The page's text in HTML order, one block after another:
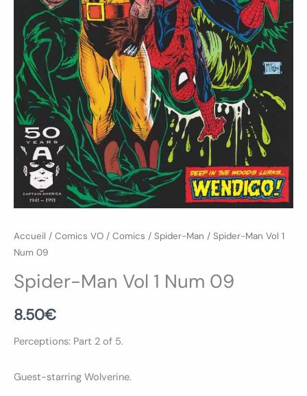
Accueil / Comics VO / Comics / Spider-Man / Spider-Man Vol 1
Num 09
Spider-Man Vol 1 Num 09
8.50€
Perceptions: Part 2 of 5.
Guest-starring Wolverine.